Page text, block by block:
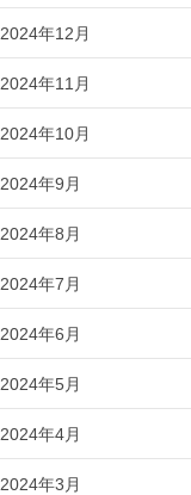
2024年12月
2024年11月
2024年10月
2024年9月
2024年8月
2024年7月
2024年6月
2024年5月
2024年4月
2024年3月